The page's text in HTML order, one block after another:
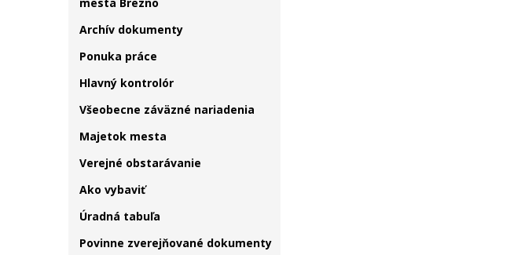
Archív dokumenty
Ponuka práce
Hlavný kontrolór
Všeobecne záväzné nariadenia
Majetok mesta
Verejné obstarávanie
Ako vybaviť
Úradná tabuľa
Povinne zverejňované dokumenty